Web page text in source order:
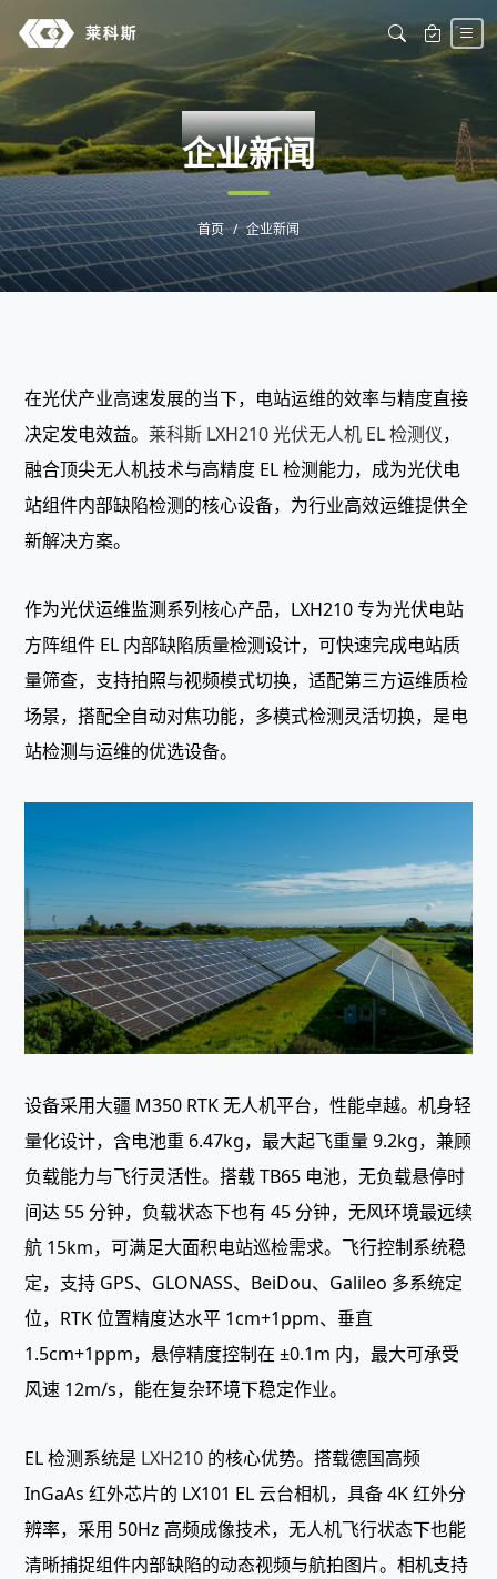
NEWS
企业新闻
首页 企业新闻
在光伏产业高速发展的当下，电站运维的效率与精度直接
决定发电效益。 莱科斯 LXH210 光伏无人机 EL 检测仪，
融合顶尖无人机技术与高精度 EL 检测能力，成为光伏电
站组件内部缺陷检测的核心设备，为行业高效运维提供全
新解决方案。
作为光伏运维监测系列核心产品，LXH210 专为光伏电站
方阵组件 EL 内部缺陷质量检测设计，可快速完成电站质
量筛查，支持拍照与视频模式切换，适配第三方运维质检
场景，搭配全自动对焦功能，多模式检测灵活切换，是电
站检测与运维的优选设备。
设备采用大疆 M350 RTK 无人机平台，性能卓越。机身轻
量化设计，含电池重 6.47kg，最大起飞重量 9.2kg，兼顾
负载能力与飞行灵活性。搭载 TB65 电池，无负载悬停时
间达 55 分钟，负载状态下也有 45 分钟，无风环境最远续
航 15km，可满足大面积电站巡检需求。飞行控制系统稳
定，支持 GPS、GLONASS、BeiDou、Galileo 多系统定
位，RTK 位置精度达水平 1cm+1ppm、垂直
1.5cm+1ppm，悬停精度控制在 ±0.1m 内，最大可承受
风速 12m/s，能在复杂环境下稳定作业。
EL 检测系统是 LXH210 的核心优势。搭载德国高频
InGaAs 红外芯片的 LX101 EL 云台相机，具备 4K 红外分
辨率，采用 50Hz 高频成像技术，无人机飞行状态下也能
清晰捕捉组件内部缺陷的动态视频与航拍图片。相机支持